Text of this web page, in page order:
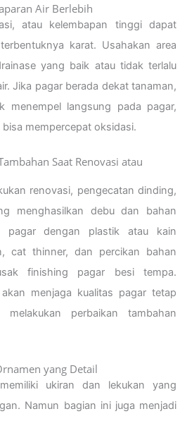
Air Berlebih
atau kelembapan tinggi dapat
karat. Usahakan area
yang baik atau tidak terlalu
Jika pagar berada dekat tanaman,
menempel langsung pada pagar,
mempercepat oksidasi.
Saat Renovasi atau
renovasi, pengecatan dinding,
menghasilkan debu dan bahan
pagar dengan plastik atau kain
cat thinner, dan percikan bahan
finishing pagar besi tempa.
menjaga kualitas pagar tetap
perbaikan tambahan
yang Detail
ukiran dan lekukan yang
Namun bagian ini juga menjadi